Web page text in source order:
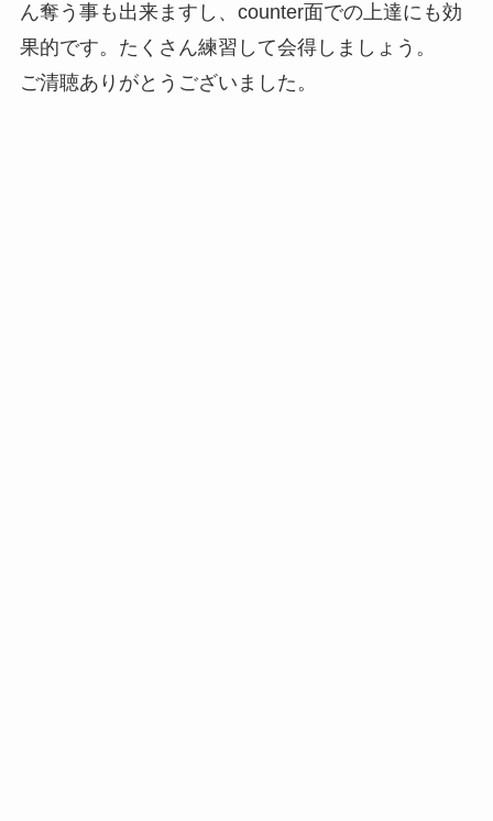
ん奪う事も出来ますし、counter面での上達にも効
果的です。たくさん練習して会得しましょう。
ご清聴ありがとうございました。